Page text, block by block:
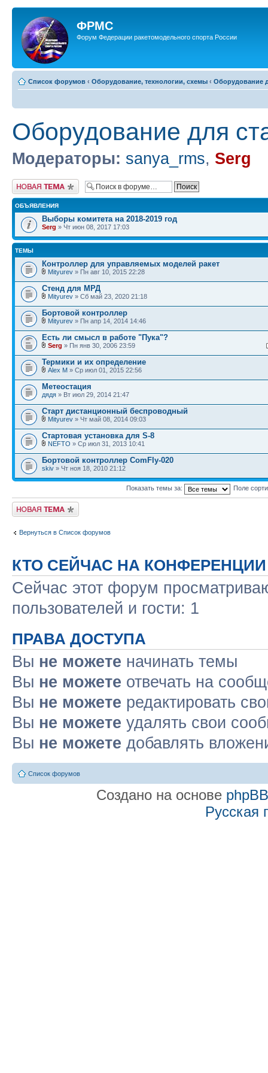
ФРМС
Форум Федерации ракетомодельного спорта России
Список форумов ‹ Оборудование, технологии, схемы ‹ Оборудование
Оборудование для
Модераторы: sanya_rms, Serg
Новая тема
ОБЪЯВЛЕНИЯ
Выборы комитета на 2018-2019 год
Serg » Чт июн 08, 2017 17:03
ТЕМЫ
Контроллер для управляемых моделей ракет
Mityurev » Пн авг 10, 2015 22:28
Стенд для МРД
Mityurev » Сб май 23, 2020 21:18
Бортовой контроллер
Mityurev » Пн апр 14, 2014 14:46
Есть ли смысл в работе "Пука"?
Serg » Пн янв 30, 2006 23:59
Термики и их определение
Alex M » Ср июл 01, 2015 22:56
Метеостация
дядя » Вт июл 29, 2014 21:47
Старт дистанционный беспроводный
Mityurev » Чт май 08, 2014 09:03
Стартовая установка для S-8
NEFTO » Ср июл 31, 2013 10:41
Бортовой контроллер ComFly-020
skiv » Чт ноя 18, 2010 21:12
Показать темы за: Поле
Новая тема
Вернуться в Список форумов
КТО СЕЙЧАС НА КОНФЕРЕНЦИИ
Сейчас этот форум
пользователей и гости: 1
ПРАВА ДОСТУПА
Вы не можете начинать темы
Вы не можете отвечать на
Вы не можете редактировать
Вы не можете удалять свои
Вы не можете добавлять
Список форумов
Создано на основе phpBB
Русская